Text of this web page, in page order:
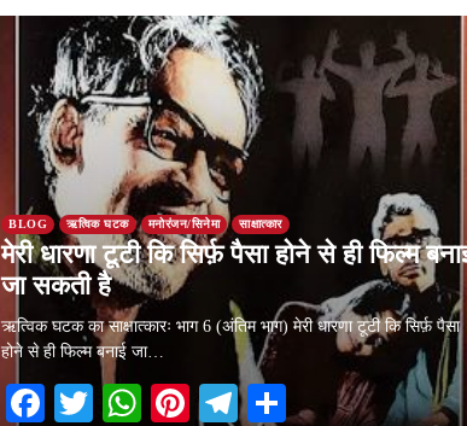
BLOG ऋत्विक घटक मनोरंजन/सिनेमा साक्षात्कार
मेरी धारणा टूटी कि सिर्फ़ पैसा होने से ही फिल्म
जा सकती है
ऋत्विक घटक का साक्षात्कारः भाग 6 (अंतिम भाग) मेरी धारणा टूटी कि सिर्फ़ पैसा
होने से ही फिल्म बनाई जा…
Facebook
TwitterWhatsApp
Pinterest
Telegram
Share